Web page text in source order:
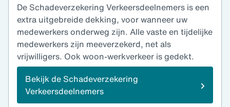
De Schadeverzekering Verkeersdeelnemers is een
extra uitgebreide dekking, voor wanneer uw
medewerkers onderweg zijn. Alle vaste en tijdelijke
medewerkers zijn meeverzekerd, net als
vrijwilligers. Ook woon-werkverkeer is gedekt.
Bekijk de Schadeverzekering
Verkeersdeelnemers